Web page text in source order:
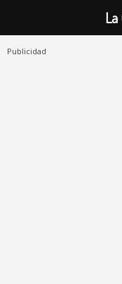
Publicidad
La